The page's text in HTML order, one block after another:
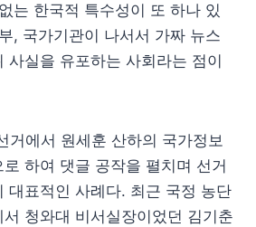
는 한국적 특수성이 또 하나 있
, 국가기관이 나서서 가짜 뉴스
사실을 유포하는 사회라는 점이
거에서 원세훈 산하의 국가정보
하여 댓글 공작을 펼치며 선거
대표적인 사례다. 최근 국정 농단
청와대 비서실장이었던 김기춘